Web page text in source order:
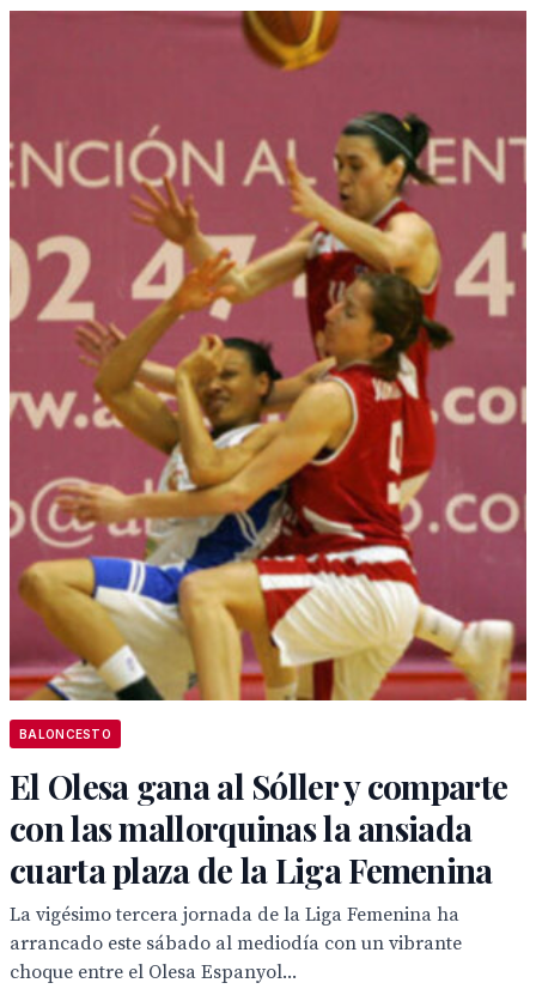
BALONCESTO
El Olesa gana al Sóller y comparte
con las mallorquinas la ansiada
cuarta plaza de la Liga Femenina
La vigésimo tercera jornada de la Liga Femenina ha
arrancado este sábado al mediodía con un vibrante
choque entre el Olesa Espanyol...